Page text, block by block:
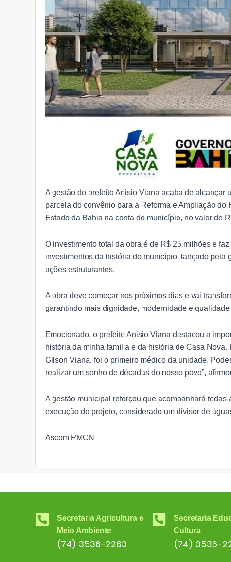
A gestão do prefeito Anisio Viana acaba de alcançar
parcela do convênio para a Reforma e Ampliação
Estado da Bahia na conta do município, no valor de
O investimento total da obra é de R$ 25 milhões e
investimentos da história do município, lançado pela
ações estruturantes.
A obra deve começar nos próximos dias e vai
garantindo mais dignidade, modernidade e
Emocionado, o prefeito Anisio Viana destacou a
história da minha família e da história de Casa
Gilson Viana, foi o primeiro médico da unidade.
realizar um sonho de décadas do nosso povo”,
A gestão municipal reforçou que acompanhará
execução do projeto, considerado um divisor de
Ascom PMCN
Secretaria Agricultura e
Meio Ambiente
(74) 3536-2263
Secretaria
Cultura
(74) 3536-